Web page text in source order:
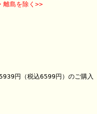
離島を除く>>
円（税込6599円）のご購入